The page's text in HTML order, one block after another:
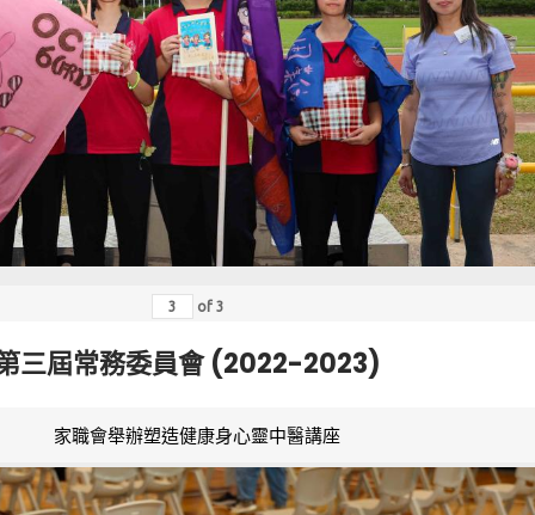
of 3
三屆常務委員會 (2022-2023)
家職會舉辦塑造健康身心靈中醫講座